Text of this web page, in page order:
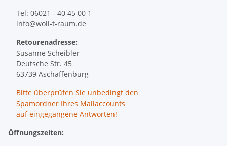
Tel: 06021 - 40 45 00 1
info@woll-t-raum.de
Retourenadresse:
Susanne Scheibler
Deutsche Str. 45
63739 Aschaffenburg
Bitte überprüfen Sie unbedingt den
Spamordner Ihres Mailaccounts
auf eingegangene Antworten!
Öffnungszeiten: